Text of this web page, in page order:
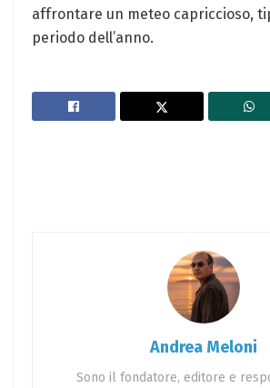
affrontare un meteo ⁤capriccioso,
⁤periodo dell’anno.
Andrea Meloni
Sono il fondatore, editore e